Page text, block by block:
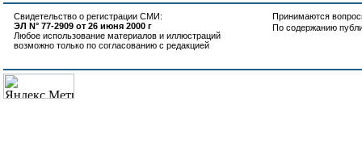
Свидетельство о регистрации СМИ:
ЭЛ N° 77-2909 от 26 июня 2000 г
Любое использование материалов и иллюстраций
возможно только по согласованию с редакцией
Принимаются
По содержанию